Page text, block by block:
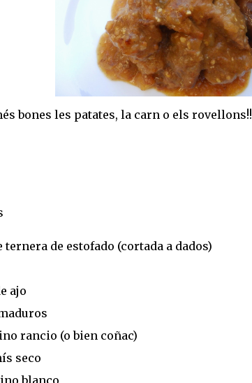
bones les patates, la carn o els rovellons!!
ternera de estofado (cortada a dados)
ajo
rancio (o bien coñac)
seco